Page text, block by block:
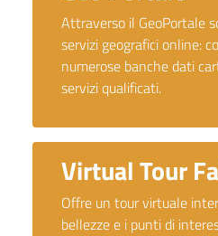
Attraverso il GeoPortale
servizi geografici online:
numerose banche dati
servizi qualificati.
Virtual Tour
Offre un tour virtuale
bellezze e i punti di